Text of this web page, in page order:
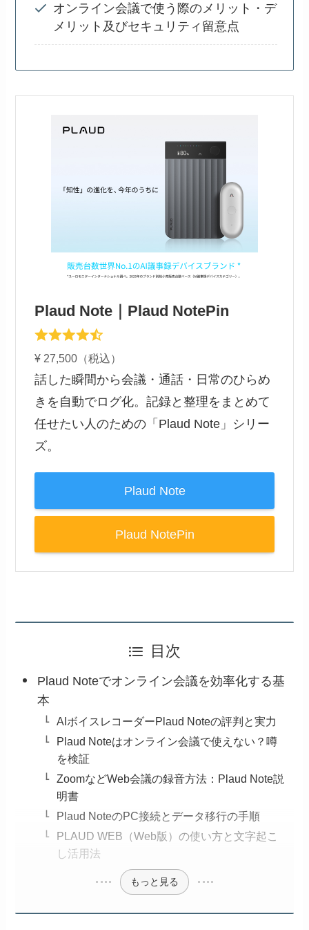
オンライン会議で使う際のメリット・デ
メリット及びセキュリティ留意点
Plaud Note｜Plaud NotePin
¥ 27,500（税込）
話した瞬間から会議・通話・日常のひらめ
きを自動でログ化。記録と整理をまとめて
任せたい人のための「Plaud Note」シリー
ズ。
Plaud Note
Plaud NotePin
目次
Plaud Noteでオンライン会議を効率化する基
本
AIボイスレコーダーPlaud Noteの評判と実力
Plaud Noteはオンライン会議で使えない？噂
を検証
ZoomなどWeb会議の録音方法：Plaud Note説
明書
Plaud NoteのPC接続とデータ移行の手順
PLAUD WEB（Web版）の使い方と文字起こ
し活用法
もっと見る